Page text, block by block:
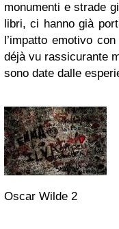
monumenti e strade
libri, ci hanno già
l’impatto emotivo
déjà vu rassicurante
sono date dalle
Oscar Wilde 2